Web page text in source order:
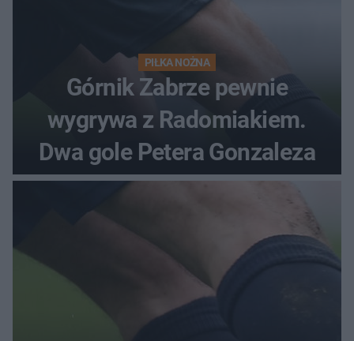
PIŁKA NOŻNA
Górnik Zabrze pewnie
wygrywa z Radomiakiem.
Dwa gole Petera Gonzaleza